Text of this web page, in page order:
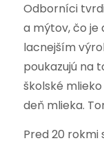
Odborníci
a mýtov, čo je
lacnejším
poukazujú na
školské
deň mlieka.
Pred 20 rokmi